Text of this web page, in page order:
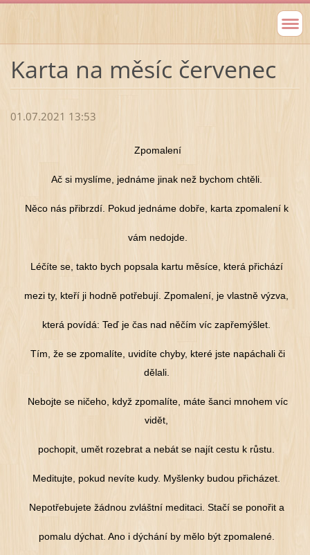
Karta na měsíc červenec
01.07.2021 13:53
Zpomalení
Ač si myslíme, jednáme jinak než bychom chtěli.
Něco nás přibrzdí. Pokud jednáme dobře, karta zpomalení k
vám nedojde.
Léčíte se, takto bych popsala kartu měsíce, která přichází
mezi ty, kteří ji hodně potřebují. Zpomalení, je vlastně výzva,
která povídá: Teď je čas nad něčím víc zapřemýšlet.
Tím, že se zpomalíte, uvidíte chyby, které jste napáchali či
dělali.
Nebojte se ničeho, když zpomalíte, máte šanci mnohem víc
vidět,
pochopit, umět rozebrat a nebát se najít cestu k růstu.
Meditujte, pokud nevíte kudy. Myšlenky budou přicházet.
Nepotřebujete žádnou zvláštní meditaci. Stačí se ponořit a
pomalu dýchat. Ano i dýchání by mělo být zpomalené.